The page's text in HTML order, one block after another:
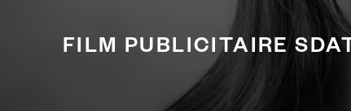
FILM PUBLICITAIRE SDAT